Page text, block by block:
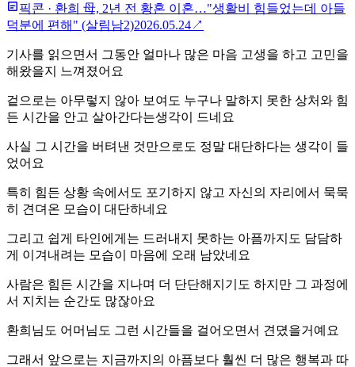
픽콘 · 환희 母, 2년 전 황혼 이혼…"생활비 힘들었는데 아들
덕분에 편해" (살림남2)2026.05.24↗
기사를 읽으면서 그동안 얼마나 많은 마음 고생을 하고 고민을
해왔을지 느껴졌어요
겉으로는 아무렇지 않아 보여도 누구나 말하지 못한 상처와 힘
든 시간을 안고 살아간다는생각이 드네요
사실 그 시간을 버텨낸 것만으로도 정말 대단하다는 생각이 들
었어요
특히 힘든 상황 속에서도 포기하지 않고 자신의 자리에서 묵묵
히 견뎌온 모습이 대단하네요
그리고 쉽게 타인에게는 드러내지 못하는 아픔까지도 담담하
게 이겨내려는 모습이 마음에 오래 남았네요
사람은 힘든 시간을 지나며 더 단단해지기도 하지만 그 과정에
서 지치는 순간도 많잖아요
환희님도 어머님도 그런 시간들을 걸어오면서 견뎠을거예요
그래서 앞으로는 지금까지의 아픔보다 훨씬 더 많은 행복과 따